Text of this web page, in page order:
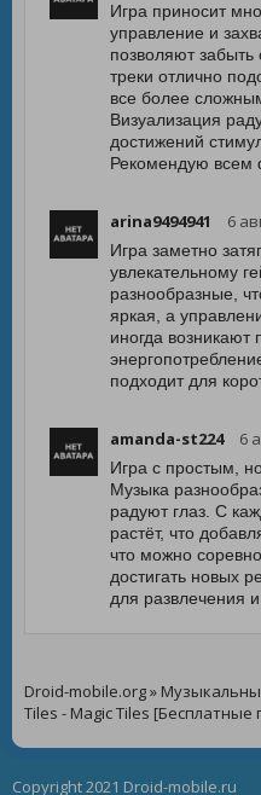
Игра приносит
управление и
позволяют
треки отлично
все более
Визуализация
достижений
Рекомендую всем
arina9494941 6
Игра заметно
увлекательному
разнообразные,
яркая, а
иногда возникают
подходит для
amanda-st224 6
Игра с простым,
Музыка
радуют глаз. С
растёт, что
что можно
достигать новых
для развлечения
Droid-mobile.org»
Tiles - Magic Tiles
Copyright 2021 Droid-mobile.ru